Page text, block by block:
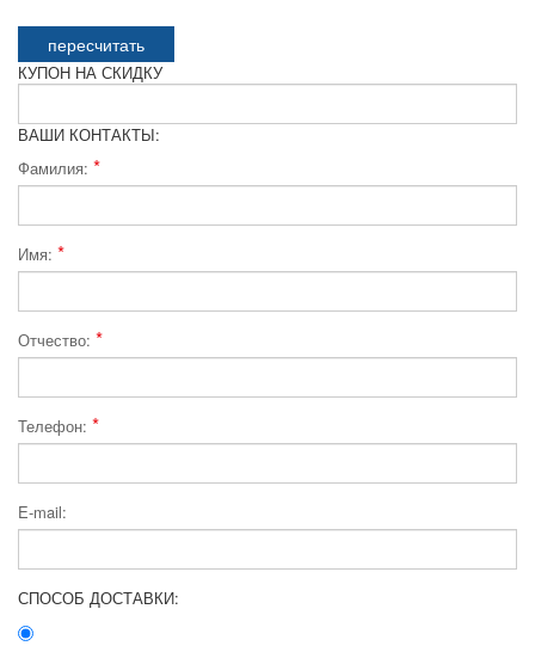
пересчитать
КУПОН НА СКИДКУ
ВАШИ КОНТАКТЫ:
Фамилия: *
Имя: *
Отчество: *
Телефон: *
E-mail:
СПОСОБ ДОСТАВКИ: